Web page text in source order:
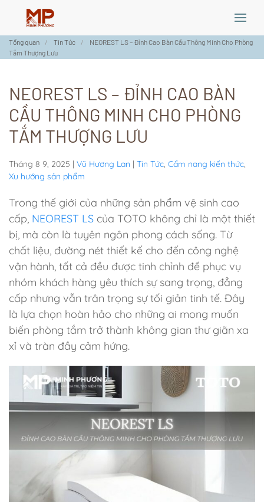
Skip
to
Tổng quan Tin Tức
NEOREST LS – Đỉnh Cao Bàn Cầu Thông Minh Cho Phòng
Tắm Thượng Lưu
NEOREST LS – ĐỈNH CAO BÀN
CẦU THÔNG MINH CHO PHÒNG
TẮM THƯỢNG LƯU
Tháng 8 9, 2025 | Vũ Hương Lan | Tin Tức, Cẩm nang kiến thức,
Xu hướng sản phẩm
Trong thế giới của những sản phẩm vệ sinh cao
cấp, NEOREST LS của TOTO không chỉ là một thiết
bị, mà còn là tuyên ngôn phong cách sống. Từ
chất liệu, đường nét thiết kế cho đến công nghệ
vận hành, tất cả đều được tinh chỉnh để phục vụ
nhóm khách hàng yêu thích sự sang trọng, đẳng
cấp nhưng vẫn trân trọng sự tối giản tinh tế. Đây
là lựa chọn hoàn hảo cho những ai mong muốn
biến phòng tắm trở thành không gian thư giãn xa
xỉ và tràn đầy cảm hứng.